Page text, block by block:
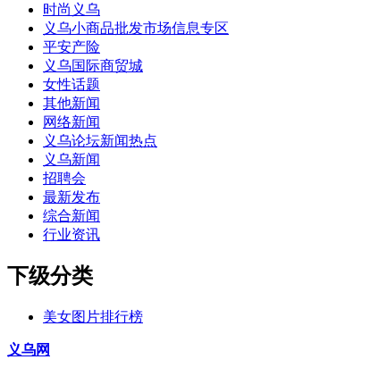
时尚义乌
义乌小商品批发市场信息专区
平安产险
义乌国际商贸城
女性话题
其他新闻
网络新闻
义乌论坛新闻热点
义乌新闻
招聘会
最新发布
综合新闻
行业资讯
下级分类
美女图片排行榜
义乌网